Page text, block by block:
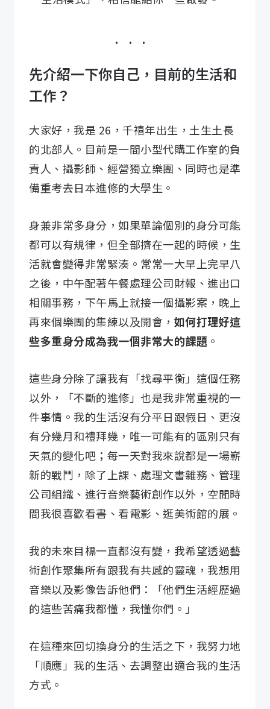
先介紹一下你自己，目前的生活和
工作？
大家好，我是 26，千禧年出生，土生土長
的北部人。目前是一間小型代購工作室的負
責人、攝影師、經營獨立樂團、同時也是準
備重考去日本進修的大學生。
身兼非常多身分，如果單論個別的身分可能
都可以有規律，但全部擠在一起的時候，生
活就會變得非常緊湊。常常一大早上完早八
之後，中午配著午餐處理公司財報、進出口
相關事務，下午馬上就接一個攝影案，晚上
再來個樂團的集練以及開會， 如何打理好這
些多重身分成為我一個非常大的課題 。
這些身分除了讓我有「找尋平衡」這個任務
以外，「不斷的進修」也是我非常重視的一
件事情。我的生活沒有分平日跟假日、更沒
有分幾月和禮拜幾，唯一可能有的區別只有
天氣的變化吧；每一天對我來說都是一場嶄
新的戰鬥，除了上課、處理文書雜務、管理
公司組織、進行音樂藝術創作以外，空閒時
間我很喜歡看書、看電影、逛美術館的展。
我的未來目標一直都沒有變，我希望透過藝
術創作聚集所有跟我有共感的靈魂，我想用
音樂以及影像告訴他們：「他們生活經歷過
的這些苦痛我都懂，我懂你們。」
在這種來回切換身分的生活之下，我努力地
「順應」我的生活、去調整出適合我的生活
方式。